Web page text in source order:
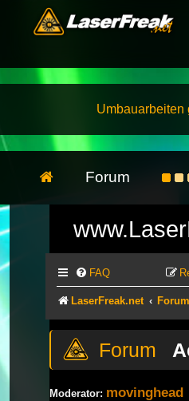
Umbauarbeiten
Forum
FAQ
LaserFreak.net Forum
Moderator: movinghead